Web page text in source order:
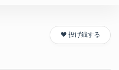
❤️ 投げ銭する